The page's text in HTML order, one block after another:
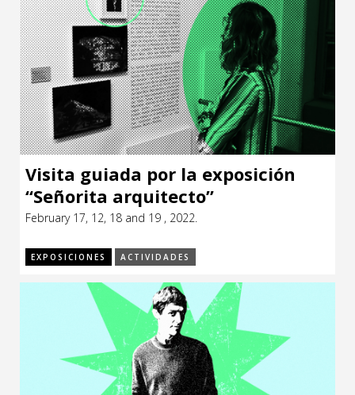
europeo, con el objetivo de facilitar herramientas que
derriben fronteras creativas y fomentar la […]
Visita guiada por la exposición
“Señorita arquitecto”
February 17, 12, 18 and 19 , 2022.
EXPOSICIONES ACTIVIDADES